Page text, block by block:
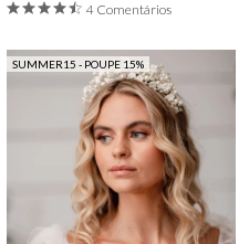
4 Comentários
SUMMER15 - POUPE 15%